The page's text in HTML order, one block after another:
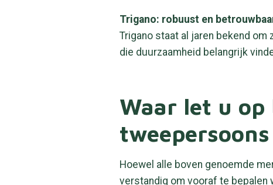
Trigano: robuust en
Trigano staat al jaren bekend
die duurzaamheid belangrijk
Waar let u
Hoewel alle boven genoemde
verstandig om vooraf te bepalen